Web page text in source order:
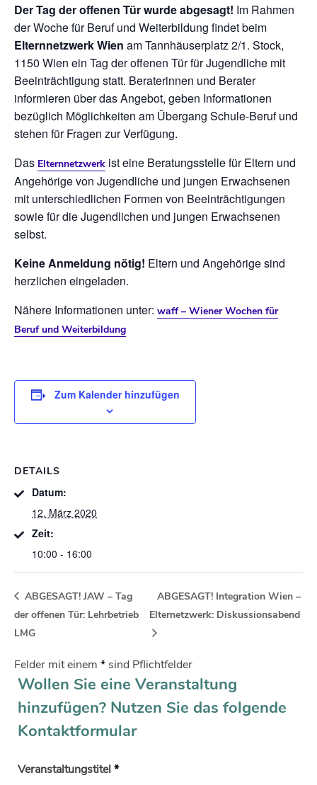
Der Tag der offenen Tür wurde abgesagt! Im Rahmen
der Woche für Beruf und Weiterbildung findet beim
Elternnetzwerk Wien am Tannhäuserplatz 2/1. Stock,
1150 Wien ein Tag der offenen Tür für Jugendliche mit
Beeinträchtigung statt. Beraterinnen und Berater
informieren über das Angebot, geben Informationen
bezüglich Möglichkeiten am Übergang Schule-Beruf und
stehen für Fragen zur Verfügung.
Das Elternnetzwerk ist eine Beratungsstelle für Eltern und
Angehörige von Jugendliche und jungen Erwachsenen
mit unterschiedlichen Formen von Beeinträchtigungen
sowie für die Jugendlichen und jungen Erwachsenen
selbst.
Keine Anmeldung nötig! Eltern und Angehörige sind
herzlichen eingeladen.
Nähere Informationen unter: waff – Wiener Wochen für
Beruf und Weiterbildung
Zum Kalender hinzufügen
DETAILS
Datum:
12. März 2020
Zeit:
10:00 - 16:00
ABGESAGT! JAW – Tag
der offenen Tür: Lehrbetrieb
LMG
ABGESAGT! Integration Wien –
Elternetzwerk: Diskussionsabend
Felder mit einem * sind Pflichtfelder
Wollen Sie eine Veranstaltung
hinzufügen? Nutzen Sie das folgende
Kontaktformular
Veranstaltungstitel*